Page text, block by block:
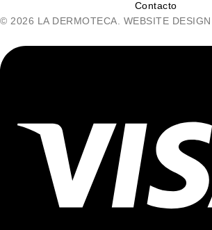
Contacto
© 2026 LA DERMOTECA. WEBSITE